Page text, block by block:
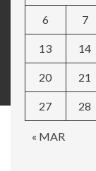
« MAR
6 7
13 14
20 21
27 28